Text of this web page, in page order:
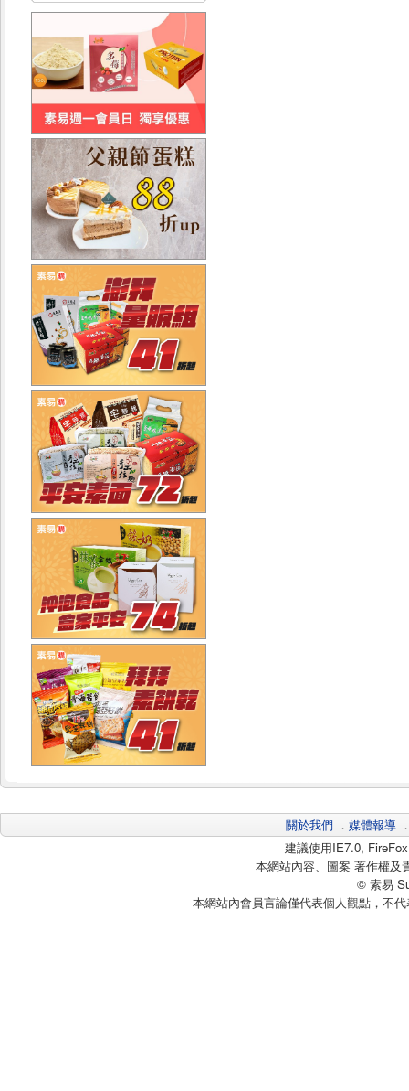
關於我們 ． 媒體報導
建議使用IE7.0,
本網站內容、圖案 著作權及
© 素易
本網站內會員言論僅代表個人觀點，不